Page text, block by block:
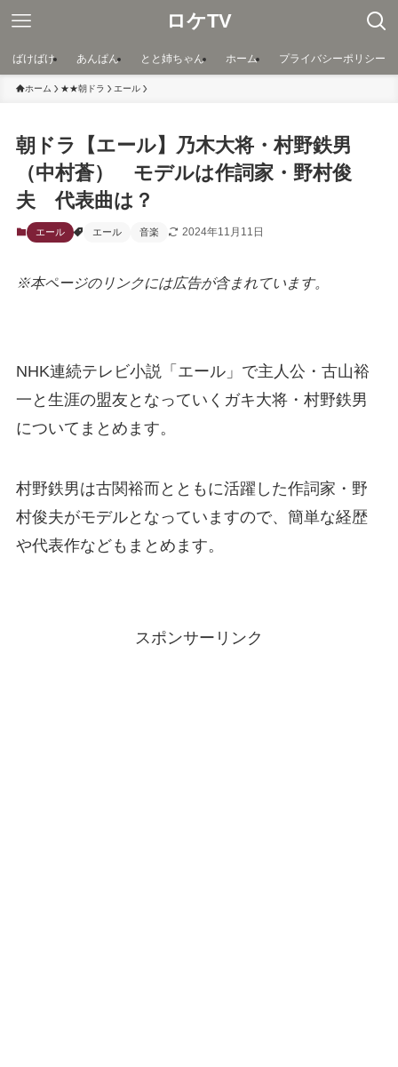
ロケTV
ばけばけ あんぱん とと姉ちゃん ホーム プライバシーポリシー
ホーム ★★朝ドラ エール
朝ドラ【エール】乃木大将・村野鉄男
（中村蒼） モデルは作詞家・野村俊
夫 代表曲は？
エール エール 音楽 2024年11月11日
※本ページのリンクには広告が含まれています。
NHK連続テレビ小説「エール」で主人公・古山裕
一と生涯の盟友となっていくガキ大将・村野鉄男
についてまとめます。
村野鉄男は古関裕而とともに活躍した作詞家・野
村俊夫がモデルとなっていますので、簡単な経歴
や代表作などもまとめます。
スポンサーリンク